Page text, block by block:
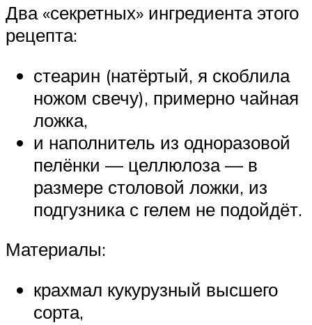
Два «секретных» ингредиента этого
рецепта:
стеарин (натёртый, я скоблила
ножом свечу), примерно чайная
ложка,
и наполнитель из одноразовой
пелёнки — целлюлоза — в
размере столовой ложки, из
подгузника с гелем не подойдёт.
Материалы:
крахмал кукурузный высшего
сорта,